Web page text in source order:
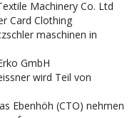
Machinery Co. Ltd
Card Clothing
maschinen in
GmbH
wird Teil von
Ebenhöh (CTO) nehmen